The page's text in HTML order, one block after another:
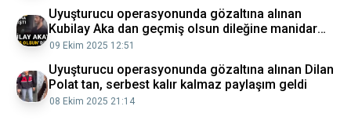
Uyuşturucu operasyonunda gözaltına alınan
Kubilay Aka dan geçmiş olsun dileğine manidar
yanıt!
09 Ekim 2025 12:51
Uyuşturucu operasyonunda gözaltına alınan Dilan
Polat tan, serbest kalır kalmaz paylaşım geldi
08 Ekim 2025 21:14